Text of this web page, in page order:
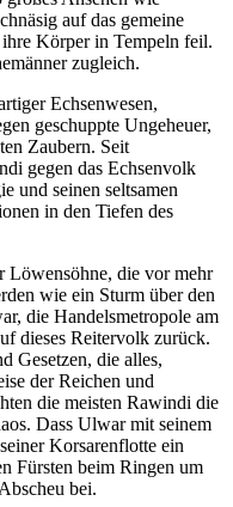
auf das gemeine
Körper in Tempeln feil.
zugleich.
Echsenwesen,
geschuppte Ungeheuer,
Zaubern. Seit
gegen das Echsenvolk
und seinen seltsamen
in den Tiefen des
Löwensöhne, die vor mehr
wie ein Sturm über den
die Handelsmetropole am
dieses Reitervolk zurück.
Gesetzen, die alles,
der Reichen und
die meisten Rawindi die
Dass Ulwar mit seinem
Korsarenflotte ein
Fürsten beim Ringen um
bei.